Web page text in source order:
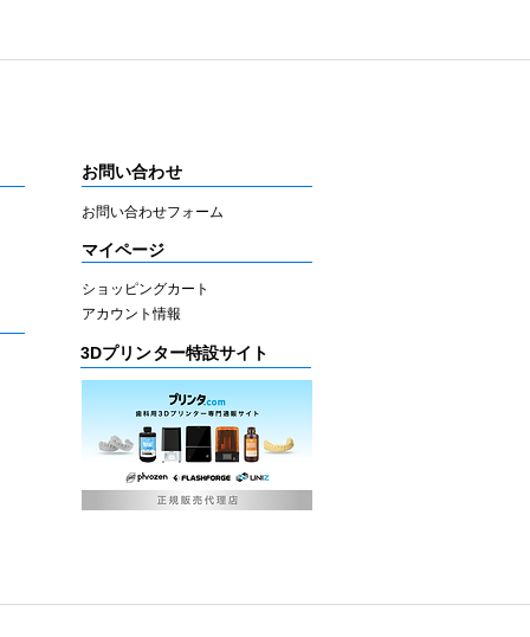
お問い合わせ
お問い合わせフォーム
マイページ
ショッピングカート
アカウント情報
3Dプリンター特設サイト